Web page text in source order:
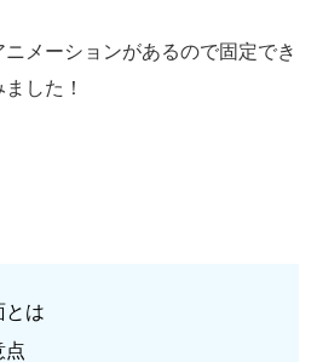
メーションがあるので固定でき
した！
とは
点